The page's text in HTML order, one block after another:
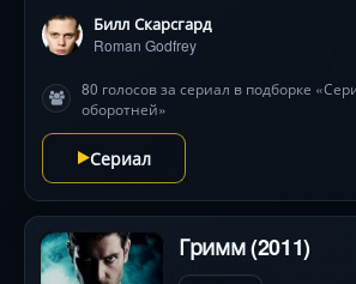
Билл Скарсгард
Roman Godfrey
80 голосов за сериал в подборке
оборотней»
Сериал
Гримм (2011)